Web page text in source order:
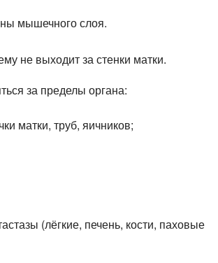
мышечного слоя.
не выходит за стенки матки.
за пределы органа:
матки, труб, яичников;
(лёгкие, печень, кости, паховые